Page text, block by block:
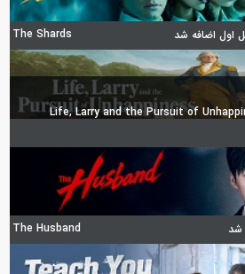
The Shards
Life, Larry and the Pursuit of
The Husband